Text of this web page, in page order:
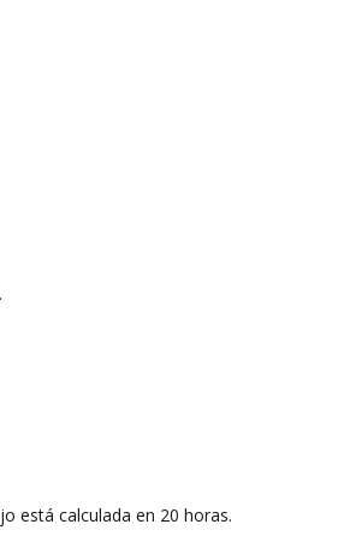
está calculada en 20 horas.